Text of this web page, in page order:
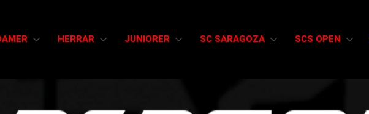
HERRAR JUNIORER SC SARAGOZA SCS OPEN